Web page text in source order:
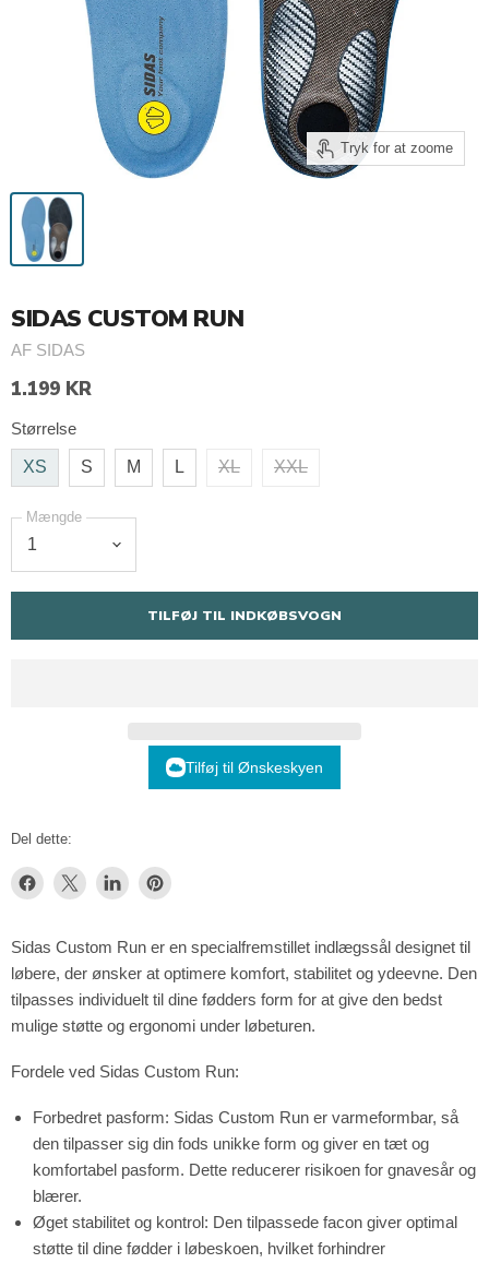
Tryk for at zoome
SIDAS CUSTOM RUN
AF SIDAS
1.199 KR
Størrelse
XS S M L XL XXL
Mængde
TILFØJ TIL INDKØBSVOGN
Tilføj til Ønskeskyen
Del dette:
Del
Facebook
Del
X
Del
LinkedIn
Pin
Pinterest
Sidas Custom Run er en specialfremstillet indlægssål designet til
løbere, der ønsker at optimere komfort, stabilitet og ydeevne. Den
tilpasses individuelt til dine fødders form for at give den bedst
mulige støtte og ergonomi under løbeturen.
Fordele ved Sidas Custom Run:
Forbedret pasform: Sidas Custom Run er varmeformbar, så
den tilpasser sig din fods unikke form og giver en tæt og
komfortabel pasform. Dette reducerer risikoen for gnavesår og
blærer.
Øget stabilitet og kontrol: Den tilpassede facon giver optimal
støtte til dine fødder i løbeskoen, hvilket forhindrer